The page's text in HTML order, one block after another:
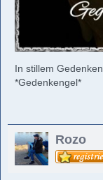
In stillem Gedenken
*Gedenkengel*
Rozo